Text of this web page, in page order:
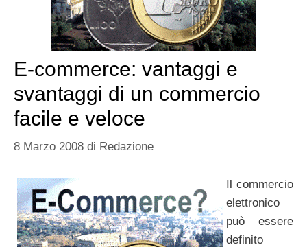
E-commerce: vantaggi e
svantaggi di un commercio
facile e veloce
8 Marzo 2008 di Redazione
Il commercio
elettronico
può essere
definito